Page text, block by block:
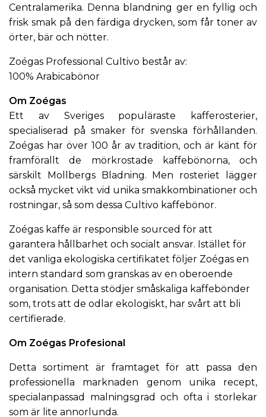
Centralamerika. Denna blandning ger en fyllig och
frisk smak på den färdiga drycken, som får toner av
örter, bär och nötter.
Zoégas Professional Cultivo består av:
100% Arabicabönor
Om Zoégas
Ett av Sveriges populäraste kafferosterier,
specialiserad på smaker för svenska förhållanden.
Zoégas har över 100 år av tradition, och är känt för
framförallt de mörkrostade kaffebönorna, och
särskilt
Mollbergs Bladning. Men rosteriet lägger
också mycket vikt vid unika smakkombinationer och
rostningar, så som dessa Cultivo kaffebönor.
Zoégas kaffe är responsible sourced för att
garantera hållbarhet och socialt ansvar. Istället för
det vanliga ekologiska certifikatet följer Zoégas en
intern standard som granskas av en oberoende
organisation. Detta stödjer småskaliga kaffebönder
som, trots att de odlar ekologiskt, har svårt att bli
certifierade.
Om Zoégas Profesional
Detta sortiment är framtaget för att passa den
professionella marknaden genom unika recept,
specialanpassad malningsgrad och ofta i storlekar
som är lite annorlunda.